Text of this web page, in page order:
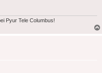
Pyur Tele Columbus!